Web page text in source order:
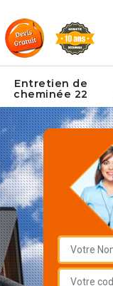
Entretien de
cheminée 22